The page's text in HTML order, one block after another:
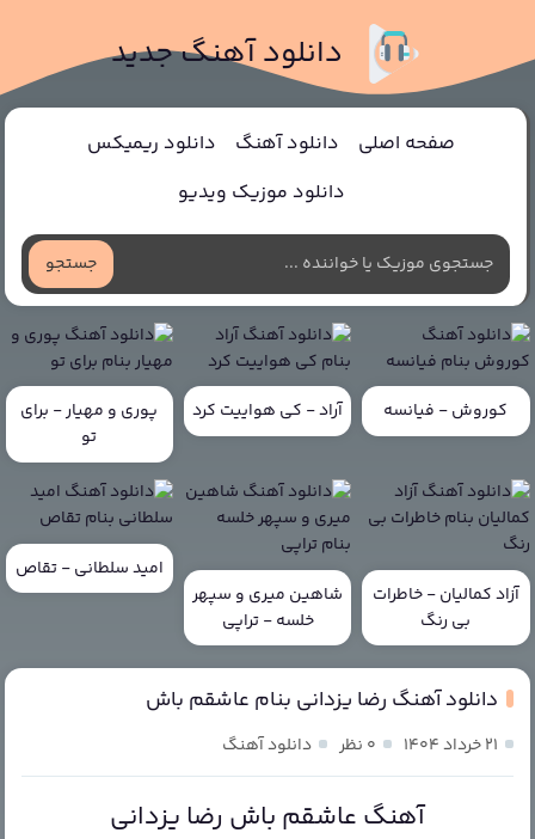
دانلود آهنگ جدید
صفحه اصلی دانلود آهنگ
دانلود ریمیکس
دانلود موزیک ویدیو
جستجو
کوروش - فیانسه آراد - کی هواییت کرد
پوری و مهیار - برای
تو
آزاد کمالیان - خاطرات
بی رنگ
شاهین میری و سپهر
خلسه - تراپی
امید سلطانی - تقاص
دانلود آهنگ رضا یزدانی بنام عاشقم باش
۲۱ خرداد ۱۴۰۴ ۰ نظر دانلود آهنگ
آهنگ عاشقم باش رضا یزدانی